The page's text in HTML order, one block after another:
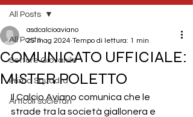
All Posts
Settore Giovanile
Prima Squadra
Articoli societari
All Posts
COMUNICATO UFFICIALE:
MISTER POLETTO
asdcalcioaviano
25 mag 2024 Tempo di lettura: 1 min
Il Calcio Aviano comunica che le
strade tra la società giallonera e